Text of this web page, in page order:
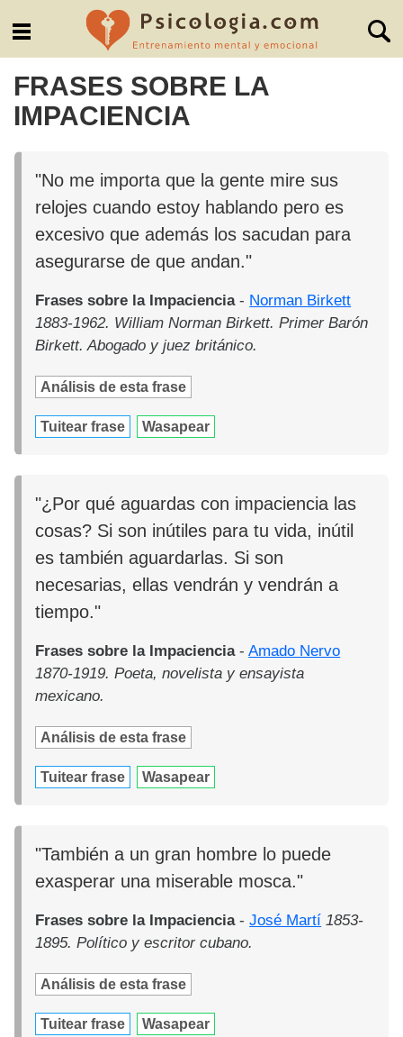
FRASES SOBRE LA
IMPACIENCIA
"No me importa que la gente mire sus
relojes cuando estoy hablando pero es
excesivo que además los sacudan para
asegurarse de que andan."
Frases sobre la Impaciencia- Norman Birkett
1883-1962. William Norman Birkett. Primer Barón
Birkett. Abogado y juez británico.
Análisis de esta frase
Tuitear frase Wasapear
"¿Por qué aguardas con impaciencia las
cosas? Si son inútiles para tu vida, inútil
es también aguardarlas. Si son
necesarias, ellas vendrán y vendrán a
tiempo."
Frases sobre la Impaciencia-Amado Nervo
1870-1919. Poeta, novelista y ensayista
mexicano.
Análisis de esta frase
Tuitear frase Wasapear
"También a un gran hombre lo puede
exasperar una miserable mosca."
Frases sobre la Impaciencia-José Martí 1853-
1895. Político y escritor cubano.
Análisis de esta frase
Tuitear frase Wasapear